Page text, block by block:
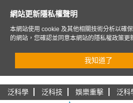
泛科學 泛科技 娛樂重擊 泛科
網站更新隱私權聲明
本網站使用 cookie 及其他相關技術分析以確
的網站，您確認並同意本網站的隱私權政策更
我知道了